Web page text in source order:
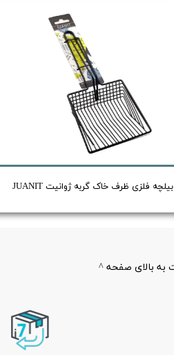
بیلچه فلزی ظرف خاک گربه ژوانیت JUANIT
به بالای صفحه ^